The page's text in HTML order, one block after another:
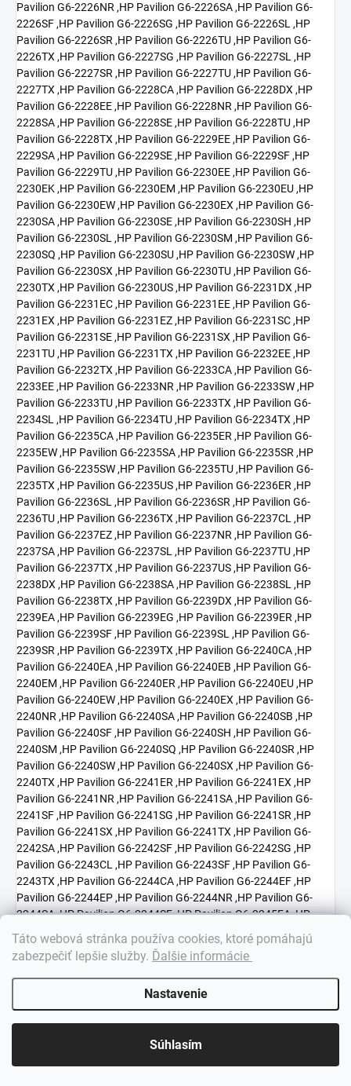
Táto webová stránka používa cookies, ktoré pomáhajú
zabezpečiť lepšie služby. Ďalšie informácie
Nastavenie
Súhlasím
Dobrý deň! 👋 Pomôžem vám nájsť správny diel. Napíšte mi.